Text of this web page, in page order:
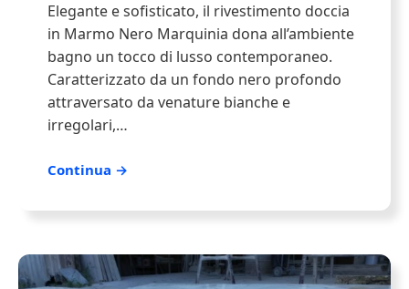
Elegante e sofisticato, il rivestimento doccia
in Marmo Nero Marquinia dona all’ambiente
bagno un tocco di lusso contemporaneo.
Caratterizzato da un fondo nero profondo
attraversato da venature bianche e
irregolari,…
Continua →